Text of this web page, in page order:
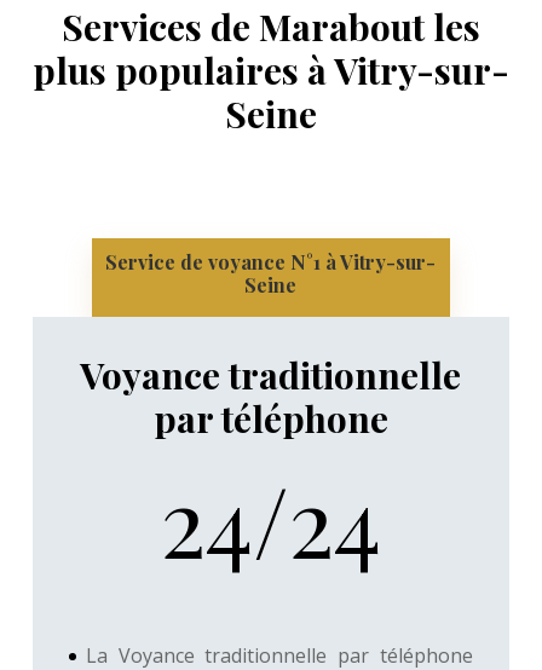
Services de Marabout les
plus populaires à Vitry-sur-
Seine
Service de voyance N°1 à Vitry-sur-
Seine
Voyance traditionnelle
par téléphone
24/24
La Voyance traditionnelle par téléphone